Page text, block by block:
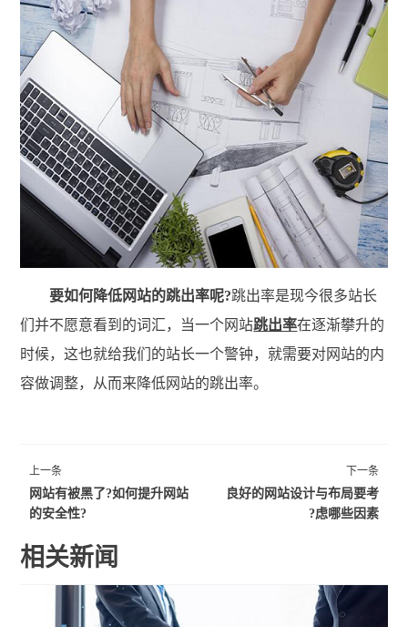
要如何降低网站的跳出率呢?跳出率是现今很多站长
们并不愿意看到的词汇，当一个网站跳出率在逐渐攀升的
时候，这也就给我们的站长一个警钟，就需要对网站的内
容做调整，从而来降低网站的跳出率。
上一条
网站有被黑了?如何提升网站
的安全性?
下一条
良好的网站设计与布局要考
虑哪些因素?
相关新闻